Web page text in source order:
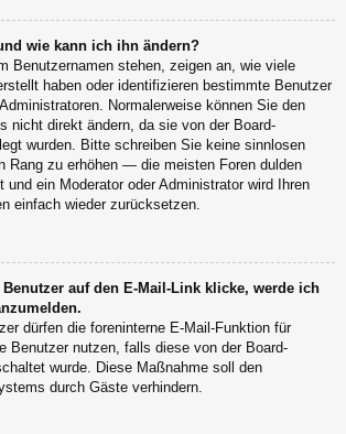
wie kann ich ihn ändern?
Benutzernamen stehen, zeigen an, wie viele
haben oder identifizieren bestimmte Benutzer
Normalerweise können Sie den
nicht direkt ändern, da sie von der Board-
wurden. Bitte schreiben Sie keine sinnlosen
Rang zu erhöhen — die meisten Foren dulden
und ein Moderator oder Administrator wird Ihren
einfach wieder zurücksetzen.
auf den E-Mail-Link klicke, werde ich
dürfen die foreninterne E-Mail-Funktion für
Benutzer nutzen, falls diese von der Board-
wurde. Diese Maßnahme soll den
durch Gäste verhindern.